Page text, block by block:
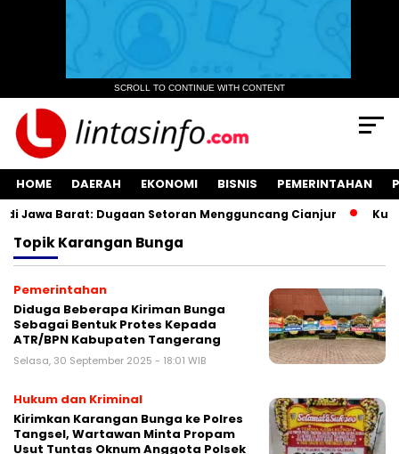
SCROLL TO CONTINUE WITH CONTENT
HOME DAERAH EKONOMI BISNIS PEMERINTAHAN
Jawa Barat: Dugaan Setoran Mengguncang Cianjur
TopikKarangan Bunga
Pemerintahan
Diduga Beberapa Kiriman Bunga
Sebagai Bentuk Protes Kepada
ATR/BPN Kabupaten Tangerang
Selasa, 30 September 2025 - 18:01 WIB
Hukum dan Kriminal
Kirimkan Karangan Bunga ke Polres
Tangsel, Wartawan Minta Propam
Usut Tuntas Oknum Anggota Polsek